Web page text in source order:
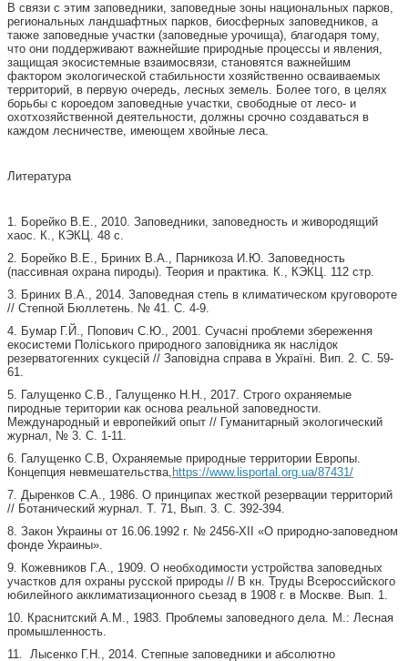
В связи с этим заповедники, заповедные зоны национальных парков,
региональных ландшафтных парков, биосферных заповедников, а
также заповедные участки (заповедные урочища), благодаря тому,
что они поддерживают важнейшие природные процессы и явления,
защищая экосистемные взаимосвязи, становятся важнейшим
фактором экологической стабильности хозяйственно осваиваемых
территорий, в первую очередь, лесных земель. Более того, в целях
борьбы с короедом заповедные участки, свободные от лесо- и
охотхозяйственной деятельности, должны срочно создаваться в
каждом лесничестве, имеющем хвойные леса.
Литература
1. Борейко В.Е., 2010. Заповедники, заповедность и живородящий
хаос. К., КЭКЦ. 48 с.
2. Борейко В.Е., Бриних В.А., Парникоза И.Ю. Заповедность
(пассивная охрана пироды). Теория и практика. К., КЭКЦ. 112 стр.
3. Бриних В.А., 2014. Заповедная степь в климатическом круговороте
// Степной Бюллетень. № 41. С. 4-9.
4. Бумар Г.Й., Попович С.Ю., 2001. Сучасні проблеми збереження
екосистеми Поліського природного заповідника як наслідок
резерватогенних сукцесій // Заповідна справа в Україні. Вип. 2. С. 59-
61.
5. Галущенко С.В., Галущенко Н.Н., 2017. Строго охраняемые
пиродные територии как основа реальной заповедности.
Международный и европейкий опыт // Гуманитарный экологический
журнал, № 3. С. 1-11.
6. Галущенко С.В, Охраняемые природные территории Европы.
Концепция невмешательства, https://www.lisportal.org.ua/87431/
7. Дыренков С.А., 1986. О принципах жесткой резервации территорий
// Ботанический журнал. Т. 71, Вып. 3. С. 392-394.
8. Закон Украины от 16.06.1992 г. № 2456-XII «О природно-заповедном
фонде Украины».
9. Кожевников Г.А., 1909. О необходимости устройства заповедных
участков для охраны русской природы // В кн. Труды Всероссийского
юбилейного акклиматизационного сьезад в 1908 г. в Москве. Вып. 1.
10. Краснитский А.М., 1983. Проблемы заповедного дела. М.: Лесная
промышленность.
11. Лысенко Г.Н., 2014. Степные заповедники и абсолютно